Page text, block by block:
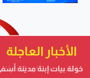
الأخبار العاجلة
ترامب يجدد تأكيد